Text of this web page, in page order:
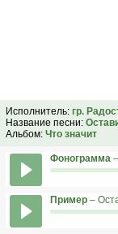
Исполнитель: гр.
Название песни:
Альбом: Что значит
Фонограмма
Пример –